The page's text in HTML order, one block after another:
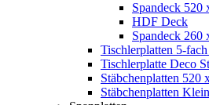
Spandeck 520
HDF Deck
Spandeck 260
Tischlerplatten 5-
Tischlerplatte Deco
Stäbchenplatten 520
Stäbchenplatten